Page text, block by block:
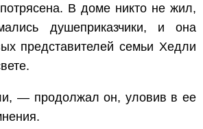
В доме никто не жил,
душеприказчики, и она
представителей семьи Хедли
— продолжал он, уловив в ее